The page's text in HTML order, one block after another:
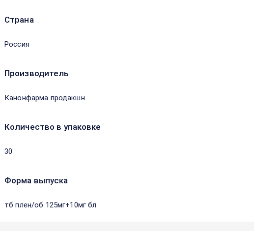
Страна
Россия
Производитель
Канонфарма продакшн
Количество в упаковке
30
Форма выпуска
тб плен/об 125мг+10мг бл